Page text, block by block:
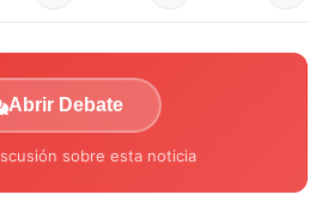
Abrir Debate
sobre esta noticia